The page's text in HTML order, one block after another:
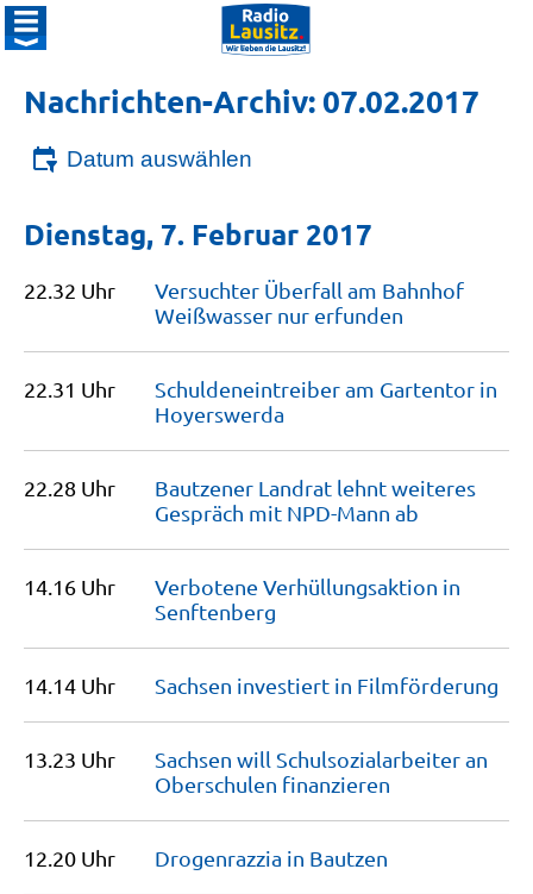
Nachrichten-Archiv: 07.02.2017
Datum auswählen
Dienstag, 7. Februar 2017
22.32 Uhr
Versuchter Überfall am Bahnhof
Weißwasser nur erfunden
22.31 Uhr
Schulden­eintreiber am Gartentor in
Hoyerswerda
22.28 Uhr
Bautzener Landrat lehnt weiteres
Gespräch mit NPD-Mann ab
14.16 Uhr
Verbotene Verhüllungsaktion in
Senftenberg
14.14 Uhr Sachsen investiert in Filmförderung
13.23 Uhr
Sachsen will Schulsozi­al­arbeiter an
Oberschulen finanzieren
12.20 Uhr Drogenrazzia in Bautzen